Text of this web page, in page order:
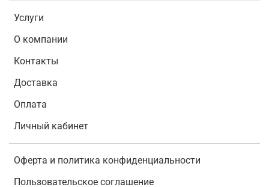
Услуги
О компании
Контакты
Доставка
Оплата
Личный кабинет
Оферта и политика конфиденциальности
Пользовательское соглашение